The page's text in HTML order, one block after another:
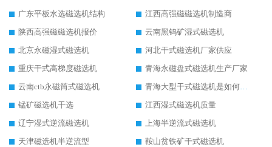
广东平板水选磁选机结构
江西高强磁磁选机制造商
陕西高强磁磁选机报价
云南黑钨矿湿式磁选机
北京永磁湿式磁选机
河北干式磁选机厂家供应
重庆干式高梯度磁选机
青海永磁盘式磁选机生产厂家
云南ctb永磁筒式磁选机
青海大型干式磁选机是如何选矿的
锰矿磁选机干选
江西湿式磁选机质量
辽宁湿式逆流磁选机
上海半逆流式磁选机
天津磁选机半逆流型
鞍山贫铁矿干式磁选机